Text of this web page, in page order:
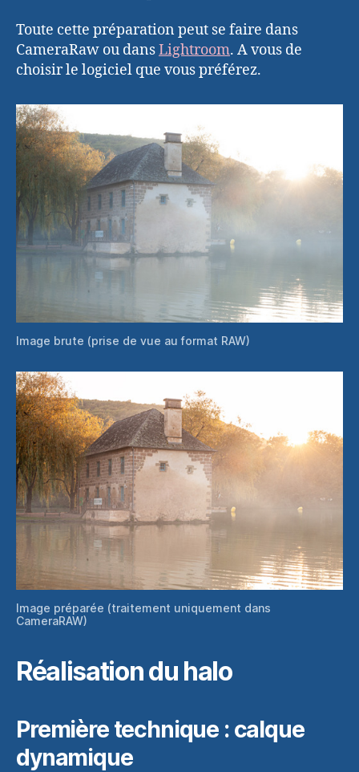
Toute cette préparation peut se faire dans
CameraRaw ou dansLightroom. A vous de
choisir le logiciel que vous préférez.
Image brute (prise de vue au format RAW)
Image préparée (traitement uniquement dans
CameraRAW)
Réalisation du halo
Première technique : calque
dynamique